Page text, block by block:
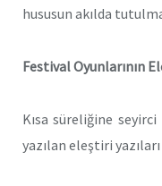
hususun akılda
Festival Oyunlarının
Kısa süreliğine
yazılan eleştiri